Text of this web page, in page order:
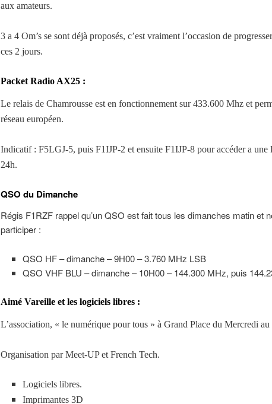
aux amateurs.
3 a 4 Om’s se sont déjà proposés, c’est vraiment l’occasion de
ces 2 jours.
Packet Radio AX25 :
Le relais de Chamrousse est en fonctionnement sur 433.600 Mhz et
réseau européen.
Indicatif : F5LGJ-5, puis F1IJP-2 et ensuite F1IJP-8 pour accéder a une
24h.
QSO du Dimanche
Régis F1RZF rappel qu’un QSO est fait tous les dimanches matin et
participer :
QSO HF – dimanche – 9H00 – 3.760 MHz LSB
QSO VHF BLU – dimanche – 10H00 – 144.300 MHz, puis
Aimé Vareille et les logiciels libres :
L’association, « le numérique pour tous » à Grand Place du Mercredi au
Organisation par Meet-UP et French Tech.
Logiciels libres.
Imprimantes 3D